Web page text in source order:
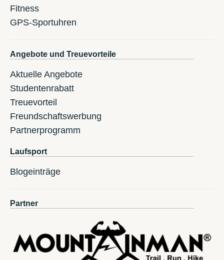
Fitness
GPS-Sportuhren
Angebote und Treuevorteile
Aktuelle Angebote
Studentenrabatt
Treuevorteil
Freundschaftswerbung
Partnerprogramm
Laufsport
Blogeinträge
Partner